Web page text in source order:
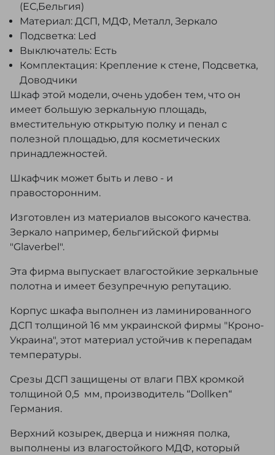
(ЕС,Бельгия)
Материал: ДСП, МДФ, Металл, Зеркало
Подсветка: Led
Выключатель: Есть
Комплектация: Крепление к стене, Подсветка,
Доводчики
Шкаф этой модели, очень удобен тем, что он
имеет большую зеркальную площадь,
вместительную открытую полку и пенал с
полезной площадью, для косметических
принадлежностей.
Шкафчик может быть и лево - и
правосторонним.
Изготовлен из материалов высокого качества.
Зеркало например, бельгийской фирмы
"Glaverbel".
Эта фирма выпускает влагостойкие зеркальные
полотна и имеет безупречную репутацию.
Корпус шкафа выполнен из ламинированного
ДСП толщиной 16 мм украинской фирмы "Кроно-
Украина", этот материал устойчив к перепадам
температуры.
Срезы ДСП защищены от влаги ПВХ кромкой
толщиной 0,5 мм, производитель “Dollken“
Германия.
Верхний козырек, дверца и нижняя полка,
выполнены из влагостойкого МДФ, который